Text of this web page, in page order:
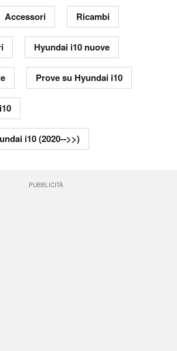
Accessori Ricambi
Hyundai i10 nuove
Prove su Hyundai i10
i10 (2020-->>)
PUBBLICITÀ